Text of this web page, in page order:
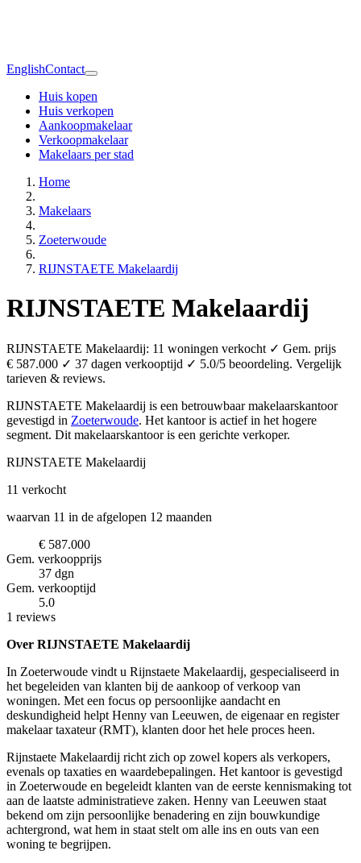
EnglishContact
Huis kopen
Huis verkopen
Aankoopmakelaar
Verkoopmakelaar
Makelaars per stad
Home
Makelaars
Zoeterwoude
RIJNSTAETE Makelaardij
RIJNSTAETE Makelaardij
RIJNSTAETE Makelaardij: 11 woningen verkocht ✓ Gem. prijs
€ 587.000 ✓ 37 dagen verkooptijd ✓ 5.0/5 beoordeling. Vergelijk
tarieven & reviews.
RIJNSTAETE Makelaardij is een betrouwbaar makelaarskantoor
gevestigd in Zoeterwoude. Het kantoor is actief in het hogere
segment. Dit makelaarskantoor is een gerichte verkoper.
RIJNSTAETE Makelaardij
11 verkocht
waarvan 11 in de afgelopen 12 maanden
€ 587.000
Gem. verkoopprijs
37 dgn
Gem. verkooptijd
5.0
1 reviews
Over RIJNSTAETE Makelaardij
In Zoeterwoude vindt u Rijnstaete Makelaardij, gespecialiseerd in
het begeleiden van klanten bij de aankoop of verkoop van
woningen. Met een focus op persoonlijke aandacht en
deskundigheid helpt Henny van Leeuwen, de eigenaar en register
makelaar taxateur (RMT), klanten door het hele proces heen.
Rijnstaete Makelaardij richt zich op zowel kopers als verkopers,
evenals op taxaties en waardebepalingen. Het kantoor is gevestigd
in Zoeterwoude en begeleidt klanten van de eerste kennismaking tot
aan de laatste administratieve zaken. Henny van Leeuwen staat
bekend om zijn persoonlijke benadering en zijn bouwkundige
achtergrond, wat hem in staat stelt om alle ins en outs van een
woning te begrijpen.